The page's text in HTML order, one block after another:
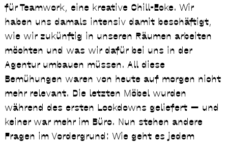
für Teamwork, eine kreative Chill-Ecke. Wir
haben uns damals intensiv damit beschäftigt,
wie wir zukünftig in unseren Räumen arbeiten
möchten und was wir dafür bei uns in der
Agentur umbauen müssen. All diese
Bemühungen waren von heute auf morgen nicht
mehr relevant. Die letzten Möbel wurden
während des ersten Lockdowns geliefert — und
keiner war mehr im Büro. Nun stehen andere
Fragen im Vordergrund: Wie geht es jedem